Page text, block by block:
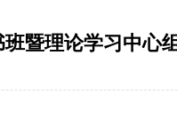
暨理论学习中心